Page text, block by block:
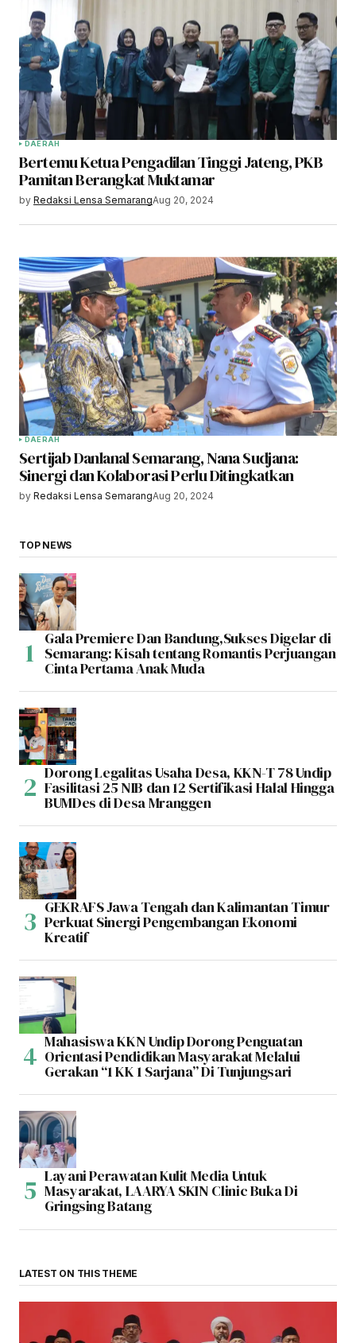
DAERAH
Bertemu Ketua Pengadilan Tinggi Jateng, PKB
Pamitan Berangkat Muktamar
by Redaksi Lensa SemarangAug 20, 2024
DAERAH
Sertijab Danlanal Semarang, Nana Sudjana:
Sinergi dan Kolaborasi Perlu Ditingkatkan
by Redaksi Lensa SemarangAug 20, 2024
TOP NEWS
Gala Premiere Dan Bandung,Sukses Digelar di
Semarang: Kisah tentang Romantis Perjuangan
Cinta Pertama Anak Muda
Dorong Legalitas Usaha Desa, KKN-T 78 Undip
Fasilitasi 25 NIB dan 12 Sertifikasi Halal Hingga
BUMDes di Desa Mranggen
GEKRAFS Jawa Tengah dan Kalimantan Timur
Perkuat Sinergi Pengembangan Ekonomi
Kreatif
Mahasiswa KKN Undip Dorong Penguatan
Orientasi Pendidikan Masyarakat Melalui
Gerakan “1 KK 1 Sarjana” Di Tunjungsari
Layani Perawatan Kulit Media Untuk
Masyarakat, LAARYA SKIN Clinic Buka Di
Gringsing Batang
LATEST ON THIS THEME